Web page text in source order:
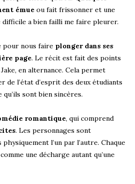
émue ou fait frissonner et une
a bien failli me faire pleurer.
pour nous faire plonger dans ses
page. Le récit est fait des points
en alternance. Cela permet
de l’état d’esprit des deux étudiants
sont bien sincères.
romantique, qui comprend
. Les personnages sont
l’un par l’autre. Chaque
une décharge autant qu’une